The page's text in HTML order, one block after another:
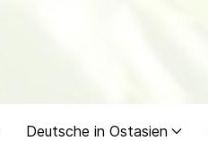
Deutsche in Ostasien